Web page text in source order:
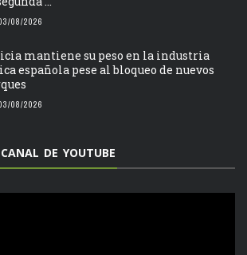
08/2026
mantiene su peso en la industria
española pese al bloqueo de nuevos
08/2026
DE YOUTUBE